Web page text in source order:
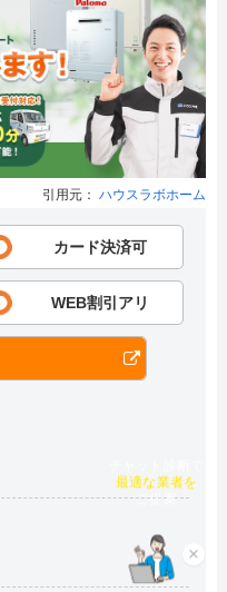
引用元： ハウスラボホーム
カード決済可
WEB割引アリ
×
最適な業者を
ご提案